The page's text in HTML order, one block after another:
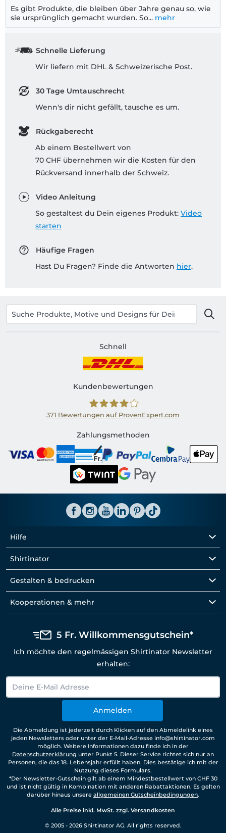
Es gibt Produkte, die bleiben über Jahre genau so, wie
sie ursprünglich gemacht wurden. So... mehr
Schnelle Lieferung
Wir liefern mit DHL & Schweizerische Post.
30 Tage Umtauschrecht
Wenn's dir nicht gefällt, tausche es um.
Rückgaberecht
Ab einem Bestellwert von
70 CHF übernehmen wir die Kosten für den
Rückversand innerhalb der Schweiz.
Video Anleitung
So gestaltest du Dein eigenes Produkt: Video
starten
Häufige Fragen
Hast Du Fragen? Finde die Antworten hier.
Schnell
Kundenbewertungen
Shirtinator CH
371 Bewertungen auf ProvenExpert.com
Zahlungsmethoden
Hilfe
Shirtinator
Gestalten & bedrucken
Kooperationen & mehr
5 Fr. Willkommensgutschein*
Ich möchte den regelmässigen Shirtinator Newsletter
erhalten:
Anmelden
Die Abmeldung ist jederzeit durch Klicken auf den Abmeldelink eines
jeden Newsletters oder unter der E-Mail-Adresse info@shirtinator.com
möglich. Weitere Informationen dazu finde ich in der
Datenschutzerklärung unter Punkt 5. Dieser Service richtet sich nur an
Personen, die das 18. Lebensjahr erfüllt haben. Dies bestätige ich mit der
Nutzung dieses Formulars.
*Der Newsletter-Gutschein gilt ab einem Mindestbestellwert von CHF 30
und ist nicht gültig in Kombination mit anderen Rabattaktionen. Es gelten
darüber hinaus unsere allgemeinen Gutscheinbedingungen.
Alle Preise inkl. MwSt. zzgl. Versandkosten
© 2005 - 2026 Shirtinator AG. All rights reserved.